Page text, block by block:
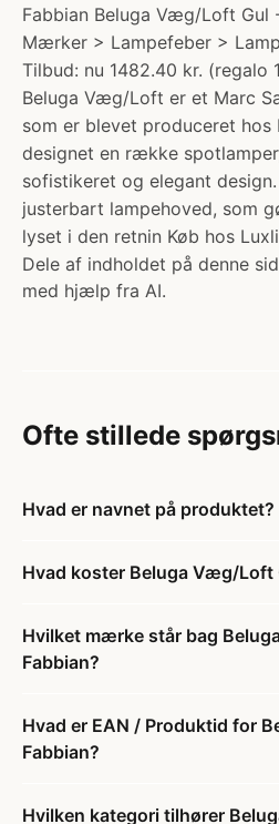
Fabbian Beluga Væg/Loft Gul
Mærker > Lampefeber >
Tilbud: nu 1482.40 kr. (regalo
Beluga Væg/Loft er et Marc
som er blevet produceret hos
designet en række
sofistikeret og elegant
justerbart lampehoved, som
lyset i den retnin Køb hos
Dele af indholdet på denne
med hjælp fra AI.
Ofte stillede
Hvad er navnet på produktet?
Hvad koster Beluga Væg/Loft
Hvilket mærke står bag
Fabbian?
Hvad er EAN / Produktid for
Fabbian?
Hvilken kategori tilhører